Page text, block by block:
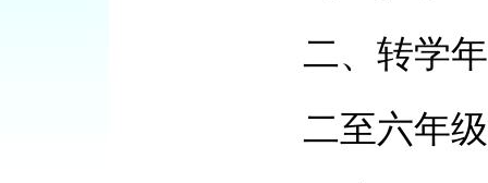
二、转学
二至六年